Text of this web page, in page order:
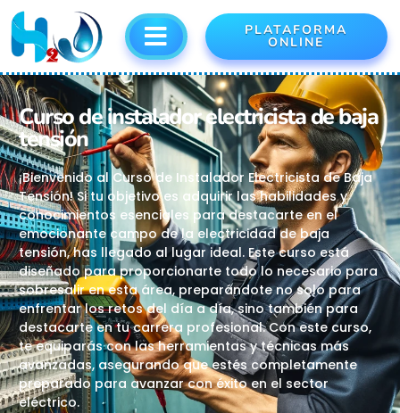
PLATAFORMA
ONLINE
Curso de instalador electricista de baja
tensión
¡Bienvenido al Curso de Instalador Electricista de Baja
Tensión! Si tu objetivo es adquirir las habilidades y
conocimientos esenciales para destacarte en el
emocionante campo de la electricidad de baja
tensión, has llegado al lugar ideal. Este curso está
diseñado para proporcionarte todo lo necesario para
sobresalir en esta área, preparándote no solo para
enfrentar los retos del día a día, sino también para
destacarte en tu carrera profesional. Con este curso,
te equiparás con las herramientas y técnicas más
avanzadas, asegurando que estés completamente
preparado para avanzar con éxito en el sector
eléctrico.